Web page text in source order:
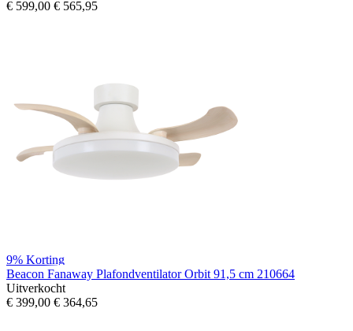
€ 599,00 € 565,95
9% Korting
Beacon Fanaway Plafondventilator Orbit 91,5 cm 210664
Uitverkocht
€ 399,00 € 364,65